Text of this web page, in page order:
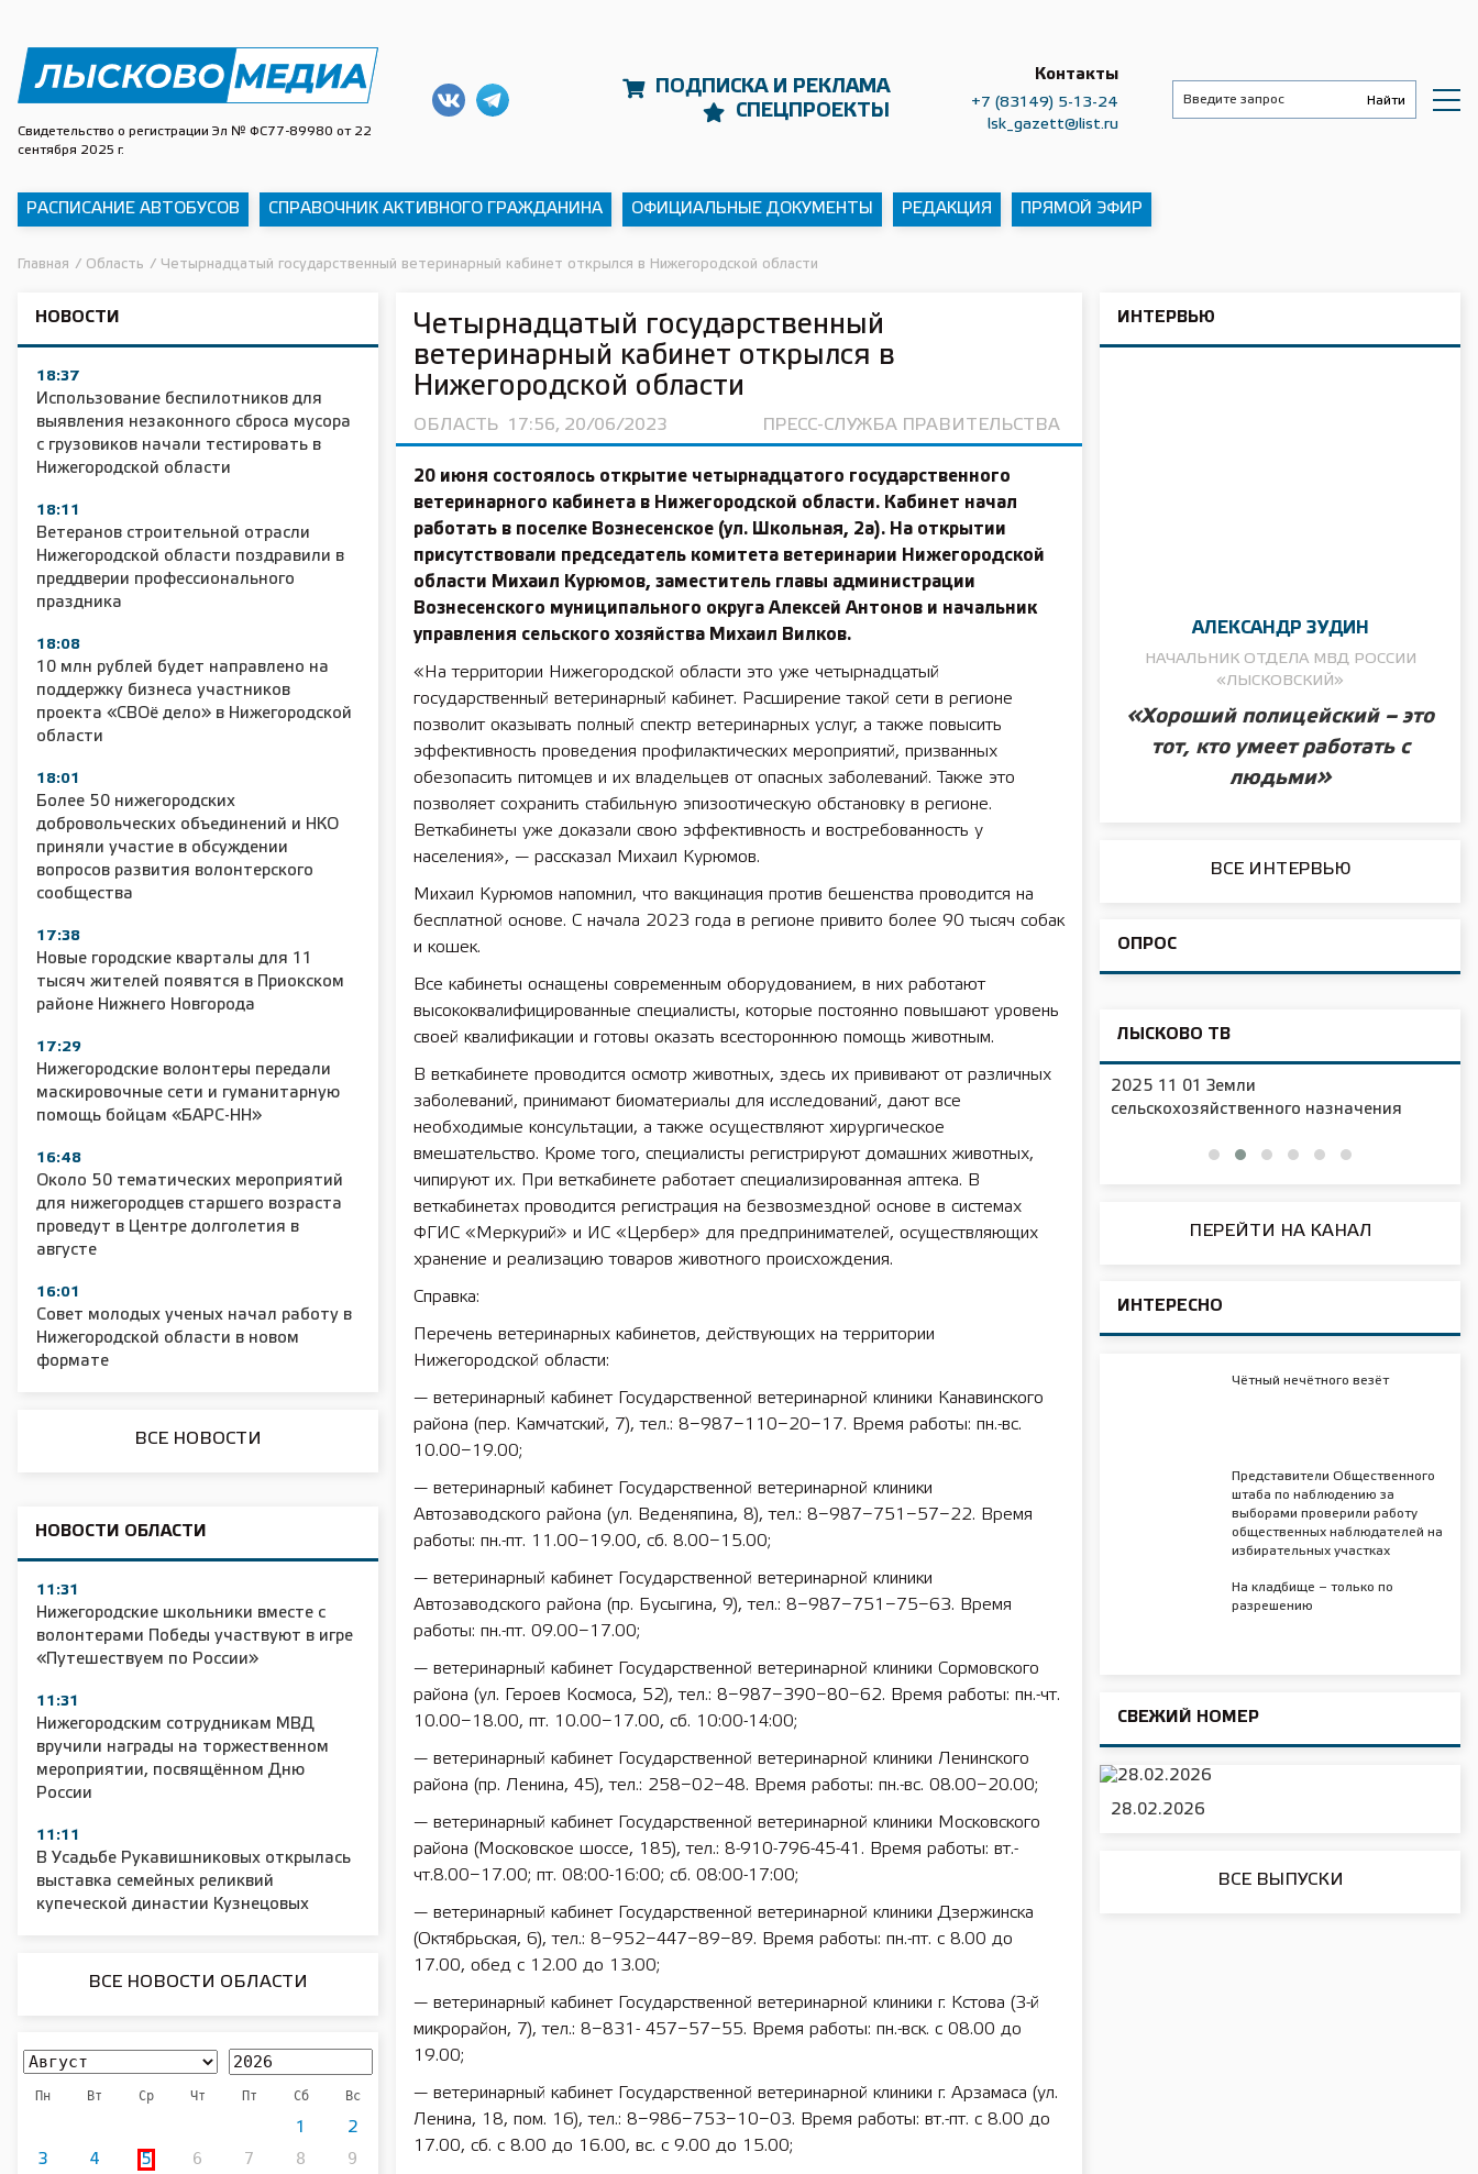
Свидетельство о регистрации Эл № ФС77-89980 от 22
сентября 2025 г.
ПОДПИСКА И РЕКЛАМА
СПЕЦПРОЕКТЫ
Контакты
+7 (83149) 5-13-24
lsk_gazett@list.ru
РАСПИСАНИЕ АВТОБУСОВ СПРАВОЧНИК АКТИВНОГО ГРАЖДАНИНА ОФИЦИАЛЬНЫЕ ДОКУМЕНТЫ РЕДАКЦИЯ ПРЯМОЙ ЭФИР
Главная / Область / Четырнадцатый государственный ветеринарный кабинет открылся в Нижегородской области
НОВОСТИ
18:37
Использование беспилотников для
выявления незаконного сброса мусора
с грузовиков начали тестировать в
Нижегородской области
18:11
Ветеранов строительной отрасли
Нижегородской области поздравили в
преддверии профессионального
праздника
18:08
10 млн рублей будет направлено на
поддержку бизнеса участников
проекта «СВОё дело» в Нижегородской
области
18:01
Более 50 нижегородских
добровольческих объединений и НКО
приняли участие в обсуждении
вопросов развития волонтерского
сообщества
17:38
Новые городские кварталы для 11
тысяч жителей появятся в Приокском
районе Нижнего Новгорода
17:29
Нижегородские волонтеры передали
маскировочные сети и гуманитарную
помощь бойцам «БАРС-НН»
16:48
Около 50 тематических мероприятий
для нижегородцев старшего возраста
проведут в Центре долголетия в
августе
16:01
Совет молодых ученых начал работу в
Нижегородской области в новом
формате
ВСЕ НОВОСТИ
НОВОСТИ ОБЛАСТИ
11:31
Нижегородские школьники вместе с
волонтерами Победы участвуют в игре
«Путешествуем по России»
11:31
Нижегородским сотрудникам МВД
вручили награды на торжественном
мероприятии, посвящённом Дню
России
11:11
В Усадьбе Рукавишниковых открылась
выставка семейных реликвий
купеческой династии Кузнецовых
ВСЕ НОВОСТИ ОБЛАСТИ
Пн Вт Ср Чт Пт Сб Вс
1 2
3 4 5 6 7 8
9
Четырнадцатый государственный
ветеринарный кабинет открылся в
Нижегородской области
ОБЛАСТЬ 17:56, 20/06/2023 ПРЕСС-СЛУЖБА ПРАВИТЕЛЬСТВА
20 июня состоялось открытие четырнадцатого государственного
ветеринарного кабинета в Нижегородской области. Кабинет начал
работать в поселке Вознесенское (ул. Школьная, 2а). На открытии
присутствовали председатель комитета ветеринарии Нижегородской
области Михаил Курюмов, заместитель главы администрации
Вознесенского муниципального округа Алексей Антонов и начальник
управления сельского хозяйства Михаил Вилков.
«На территории Нижегородской области это уже четырнадцатый
государственный ветеринарный кабинет. Расширение такой сети в регионе
позволит оказывать полный спектр ветеринарных услуг, а также повысить
эффективность проведения профилактических мероприятий, призванных
обезопасить питомцев и их владельцев от опасных заболеваний. Также это
позволяет сохранить стабильную эпизоотическую обстановку в регионе.
Веткабинеты уже доказали свою эффективность и востребованность у
населения», — рассказал Михаил Курюмов.
Михаил Курюмов напомнил, что вакцинация против бешенства проводится на
бесплатной основе. С начала 2023 года в регионе привито более 90 тысяч собак
и кошек.
Все кабинеты оснащены современным оборудованием, в них работают
высококвалифицированные специалисты, которые постоянно повышают уровень
своей квалификации и готовы оказать всестороннюю помощь животным.
В веткабинете проводится осмотр животных, здесь их прививают от различных
заболеваний, принимают биоматериалы для исследований, дают все
необходимые консультации, а также осуществляют хирургическое
вмешательство. Кроме того, специалисты регистрируют домашних животных,
чипируют их. При веткабинете работает специализированная аптека. В
веткабинетах проводится регистрация на безвозмездной основе в системах
ФГИС «Меркурий» и ИС «Цербер» для предпринимателей, осуществляющих
хранение и реализацию товаров животного происхождения.
Справка:
Перечень ветеринарных кабинетов, действующих на территории
Нижегородской области:
— ветеринарный кабинет Государственной ветеринарной клиники Канавинского
района (пер. Камчатский, 7), тел.: 8−987−110−20−17. Время работы: пн.-вс.
10.00−19.00;
— ветеринарный кабинет Государственной ветеринарной клиники
Автозаводского района (ул. Веденяпина, 8), тел.: 8−987−751−57−22. Время
работы: пн.-пт. 11.00−19.00, сб. 8.00−15.00;
— ветеринарный кабинет Государственной ветеринарной клиники
Автозаводского района (пр. Бусыгина, 9), тел.: 8−987−751−75−63. Время
работы: пн.-пт. 09.00−17.00;
— ветеринарный кабинет Государственной ветеринарной клиники Сормовского
района (ул. Героев Космоса, 52), тел.: 8−987−390−80−62. Время работы: пн.-чт.
10.00−18.00, пт. 10.00−17.00, сб. 10:00-14:00;
— ветеринарный кабинет Государственной ветеринарной клиники Ленинского
района (пр. Ленина, 45), тел.: 258−02−48. Время работы: пн.-вс. 08.00−20.00;
— ветеринарный кабинет Государственной ветеринарной клиники Московского
района (Московское шоссе, 185), тел.: 8-910-796-45-41. Время работы: вт.-
чт.8.00−17.00; пт. 08:00-16:00; сб. 08:00-17:00;
— ветеринарный кабинет Государственной ветеринарной клиники Дзержинска
(Октябрьская, 6), тел.: 8−952−447−89−89. Время работы: пн.-пт. с 8.00 до
17.00, обед с 12.00 до 13.00;
— ветеринарный кабинет Государственной ветеринарной клиники г. Кстова (3-й
микрорайон, 7), тел.: 8−831- 457−57−55. Время работы: пн.-вск. с 08.00 до
19.00;
— ветеринарный кабинет Государственной ветеринарной клиники г. Арзамаса (ул.
Ленина, 18, пом. 16), тел.: 8−986−753−10−03. Время работы: вт.-пт. с 8.00 до
17.00, сб. с 8.00 до 16.00, вс. с 9.00 до 15.00;
ИНТЕРВЬЮ
АЛЕКСАНДР ЗУДИН
НАЧАЛЬНИК ОТДЕЛА МВД РОССИИ
«ЛЫСКОВСКИЙ»
«Хороший полицейский – это
тот, кто умеет работать с
людьми»
ВСЕ ИНТЕРВЬЮ
ОПРОС
ЛЫСКОВО ТВ
11 01 Сельское хозяйство 2025 2025 11 01 55 лет СОШ №2
2025 11 01 Земли
сельскохозяйственного назначения
2025 11 01 Новая образовательная
площадка в д/с №16
ПЕРЕЙТИ НА КАНАЛ
ИНТЕРЕСНО
Чётный нечётного везёт
Представители Общественного
штаба по наблюдению за
выборами проверили работу
общественных наблюдателей на
избирательных участках
На кладбище – только по
разрешению
СВЕЖИЙ НОМЕР
28.02.2026
ВСЕ ВЫПУСКИ